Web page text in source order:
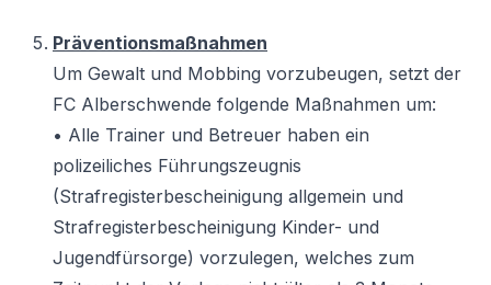
Präventionsmaßnahmen
Um Gewalt und Mobbing vorzubeugen, setzt der
FC Alberschwende folgende Maßnahmen um:
• Alle Trainer und Betreuer haben ein
polizeiliches Führungszeugnis
(Strafregisterbescheinigung allgemein und
Strafregisterbescheinigung Kinder- und
Jugendfürsorge) vorzulegen, welches zum